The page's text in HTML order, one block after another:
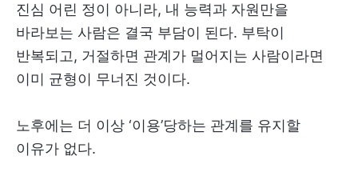
진심 어린 정이 아니라, 내 능력과 자원만을
바라보는 사람은 결국 부담이 된다. 부탁이
반복되고, 거절하면 관계가 멀어지는 사람이라면
이미 균형이 무너진 것이다.
노후에는 더 이상 ‘이용’당하는 관계를 유지할
이유가 없다.